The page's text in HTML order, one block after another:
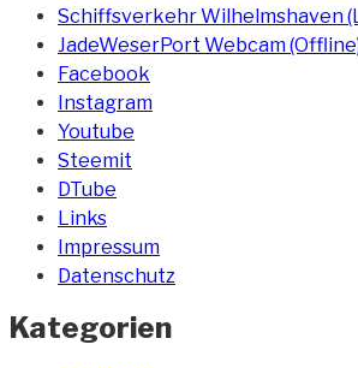
Schiffsverkehr Wilhelmshaven
JadeWeserPort Webcam
Facebook
Instagram
Youtube
Steemit
DTube
Links
Impressum
Datenschutz
Kategorien